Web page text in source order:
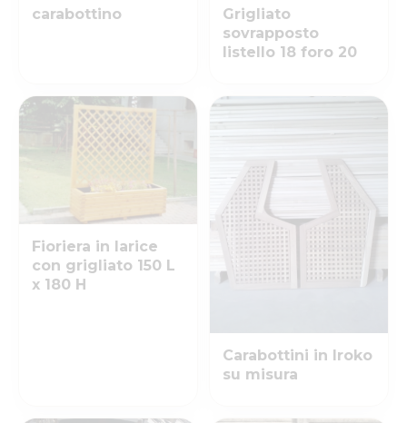
carabottino
Grigliato
sovrapposto
listello 18 foro 20
Fioriera in larice
con grigliato 150 L
x 180 H
Carabottini in Iroko
su misura